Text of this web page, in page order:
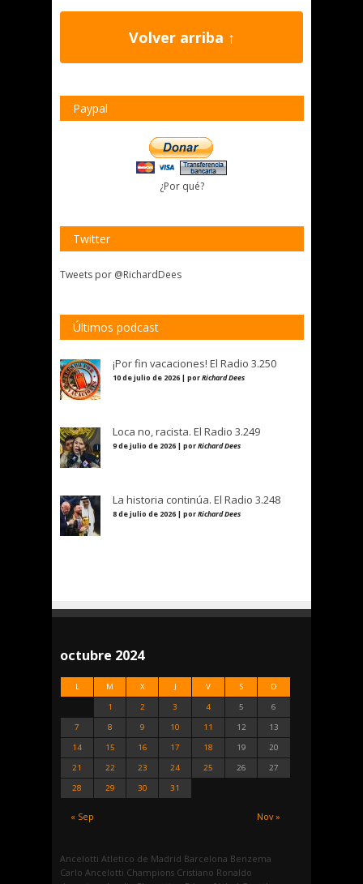
Volver arriba ↑
Paypal
¿Por qué?
Twitter
Tweets por @RichardDees
Últimos podcast
¡Por fin vacaciones! El Radio 3.250
10 de julio de 2026 | porRichard Dees
Loca no, racista. El Radio 3.249
9 de julio de 2026 | porRichard Dees
La historia continúa. El Radio 3.248
8 de julio de 2026 | porRichard Dees
octubre 2024
L M X J V S D
« Sep Nov »
1 2 3 4 5
6
7
8 9 10 11 12
13
14
15 16 17 18 19
20
21
22 23 24 25 26
27
28
29 30 31
Ancelotti Atletico de Madrid Barcelona Benzema
Carlo Ancelotti Champions Cristiano Ronaldo